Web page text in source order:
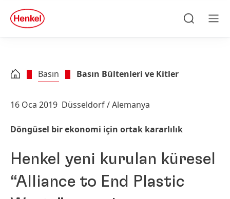
Skip to footer
quick
search
Basın Basın Bültenleri ve Kitler
16 Oca 2019 Düsseldorf / Alemanya
Döngüsel bir ekonomi için ortak kararlılık
Henkel yeni kurulan küresel
“Alliance to End Plastic